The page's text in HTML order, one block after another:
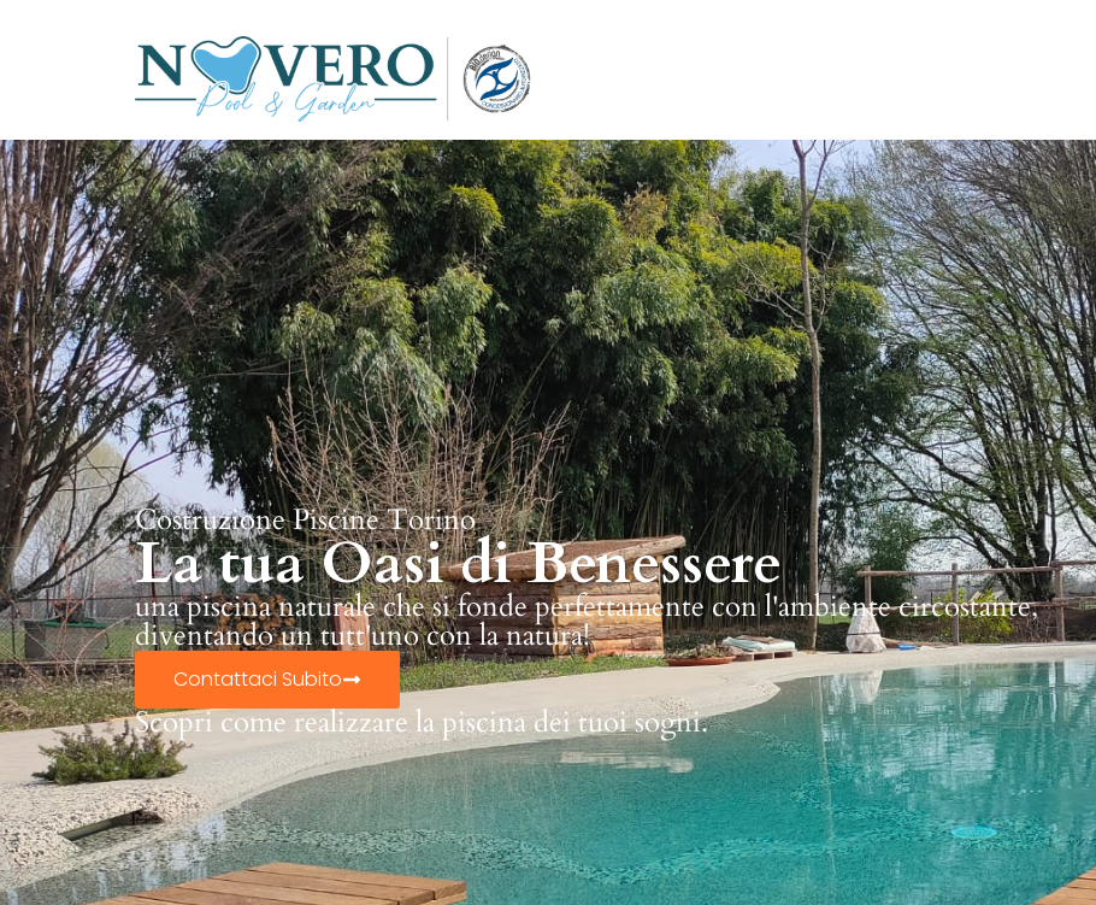
Costruzione Piscine Torino
La tua Oasi di Benessere
una piscina naturale che si fonde perfettamente con l'ambiente circostante,
diventando un tutt'uno con la natura!
Contattaci Subito
Scopri come realizzare la piscina dei tuoi sogni.